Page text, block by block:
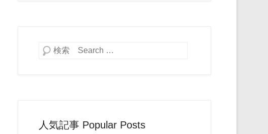
検索
人気記事 Popular Posts